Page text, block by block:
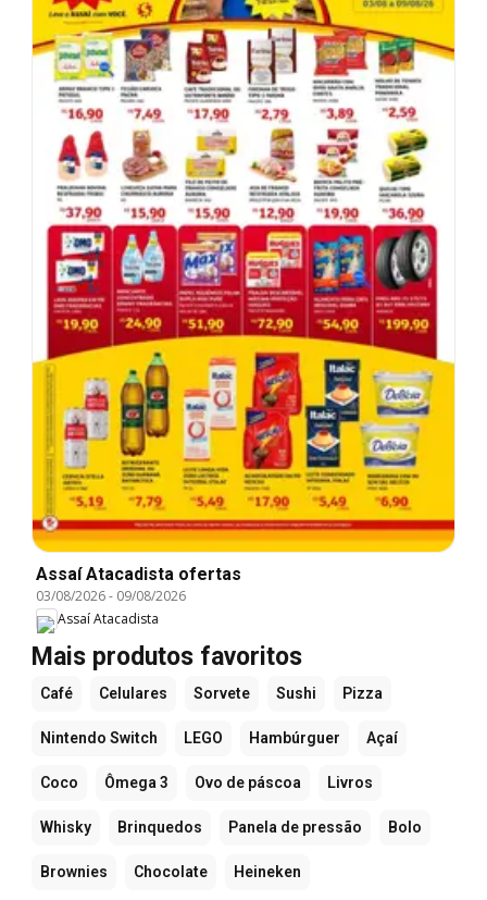
Assaí Atacadista ofertas
03/08/2026- 09/08/2026
Assaí Atacadista
Mais produtos favoritos
Café Celulares Sorvete Sushi Pizza
Nintendo Switch LEGO Hambúrguer Açaí
Coco Ômega 3 Ovo de páscoa Livros
Whisky Brinquedos Panela de pressão Bolo
Brownies Chocolate Heineken